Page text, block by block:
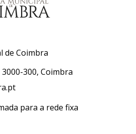
de Coimbra
300, Coimbra
para a rede fixa